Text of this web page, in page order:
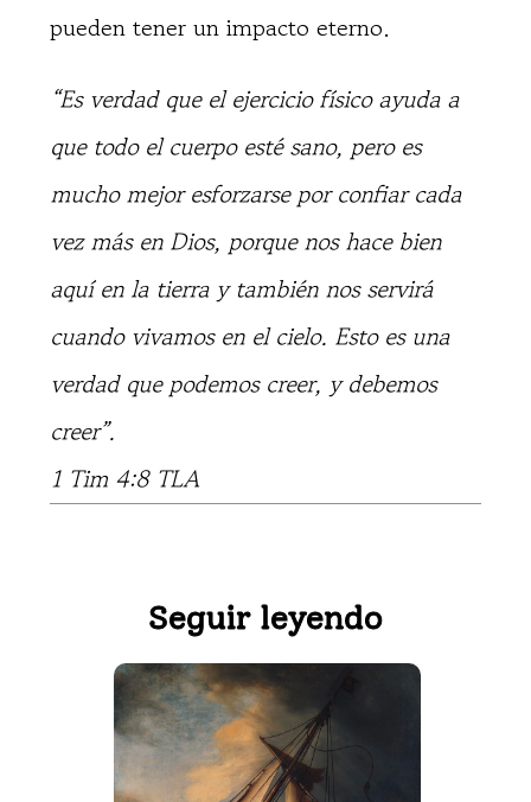
pueden tener un impacto eterno.
“Es verdad que el ejercicio físico ayuda a
que todo el cuerpo esté sano, pero es
mucho mejor esforzarse por confiar cada
vez más en Dios, porque nos hace bien
aquí en la tierra y también nos servirá
cuando vivamos en el cielo. Esto es una
verdad que podemos creer, y debemos
creer”.
1 Tim 4:8 TLA
Seguir leyendo